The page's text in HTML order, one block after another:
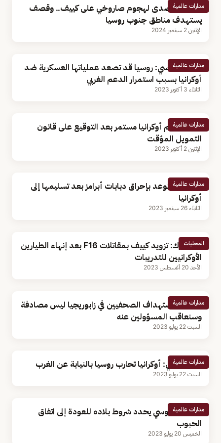
مدارات عالمية
أوكرانيا تتصدى لهجوم صاروخي على كييف.. وقصف
يستهدف مناطق جنوب روسيا
الإثنين 2 سبتمبر 2024
مدارات عالمية
محلل سياسي: روسيا قد تصعد عملياتها العسكرية ضد
أوكرانيا بسبب استمرار الدعم الغربي
الثلاثاء 3 أكتوبر 2023
مدارات عالمية
بايدن: دعم أوكرانيا مستمر بعد التوقيع على قانون
التمويل المؤقت
الإثنين 2 أكتوبر 2023
مدارات عالمية
الكرملين يتوعد بإحراق دبابات أبرامز بعد تسليمها إلى
أوكرانيا
الثلاثاء 26 سبتمبر 2023
المحليات
الدنمارك: تزويد كييف بمقاتلات F16 بعد إنهاء الطيارين
الأوكرانيين للتدريبات
الأحد 20 أغسطس 2023
مدارات عالمية
موسكو: استهداف الصحفيين في زابوريجيا ليس مصادفة
وسنعاقب المسؤولين عنه
السبت 22 يوليو 2023
مدارات عالمية
محلل أمني: أوكرانيا تحارب روسيا بالنيابة عن الغرب
السبت 22 يوليو 2023
مدارات عالمية
الرئيس الروسي يحدد شروط بلاده للعودة إلى اتفاق
الحبوب
الخميس 20 يوليو 2023